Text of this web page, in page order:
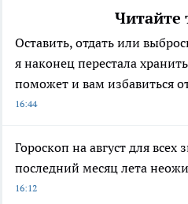
Читайте
Оставить, отдать или
я наконец перестала
поможет и вам избавиться
16:44
Гороскоп на август для всех
последний месяц лета
16:12